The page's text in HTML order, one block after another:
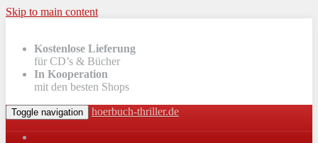
Skip to main content
Kostenlose Lieferung
für CD’s & Bücher
In Kooperation
mit den besten Shops
Toggle navigation hoerbuch-thriller.de